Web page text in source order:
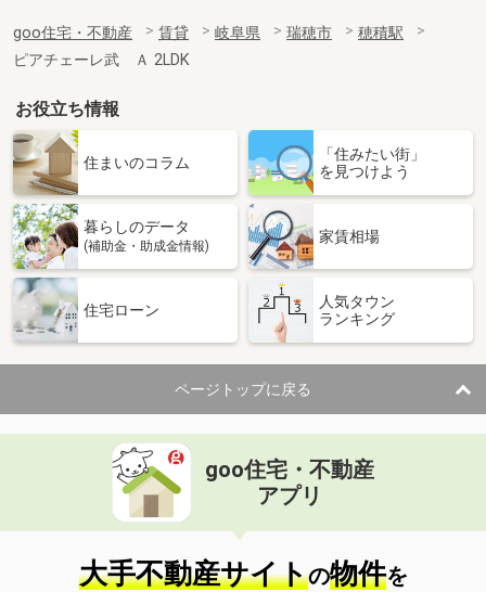
goo住宅・不動産 賃貸 岐阜県 瑞穂市
穂積駅
ピアチェーレ武 Ａ 2LDK
お役立ち情報
住まいのコラム
「住みたい街」
を見つけよう
暮らしのデータ
(補助金・助成金情報)
家賃相場
住宅ローン
人気タウン
ランキング
ページトップに戻る
goo住宅・不動産
アプリ
大手不動産サイトの物件を